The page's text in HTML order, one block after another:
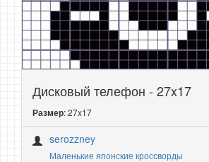
Дисковый телефон - 27x17
Размер: 27x17
serozzney
Маленькие японские кроссворды